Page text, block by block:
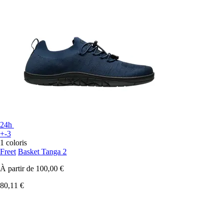
24h
+-3
1 coloris
Freet Basket Tanga 2
À partir de 100,00 €
80,11 €